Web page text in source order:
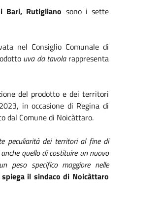
Bari, Rutigliano sono i sette
nel Consiglio Comunale di
uva da tavolarappresenta
del prodotto e dei territori
in occasione di Regina di
dal Comune di Noicàttaro.
peculiarità dei territori al fine di
quello di costituire un nuovo
peso specifico maggiore nelle
il sindaco di Noicàttaro